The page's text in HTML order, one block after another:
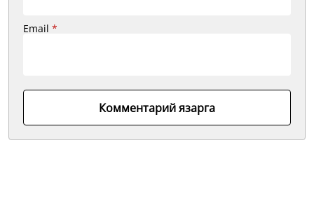
Email *
Комментарий язарга